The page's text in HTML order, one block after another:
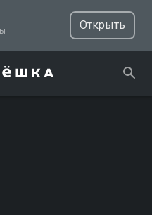
Открыть